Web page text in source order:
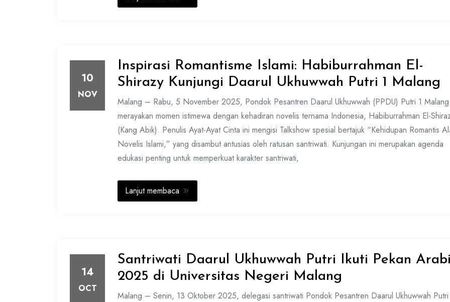
10
NOV
Inspirasi Romantisme Islami: Habiburrahman El-
Shirazy Kunjungi Daarul Ukhuwwah Putri 1 Malang
Malang – Rabu, 5 November 2025, Pondok Pesantren Daarul Ukhuwwah (PPDU) Putri 1 Malang
merayakan momen istimewa dengan kehadiran novelis ternama Indonesia, Habiburrahman El-
(Kang Abik). Penulis Ayat-Ayat Cinta ini mengisi Talkshow spesial bertajuk “Kehidupan Romantis
Novelis Islami,” yang disambut antusias oleh ratusan santriwati. Kunjungan ini merupakan agenda
edukasi penting untuk memperkuat karakter santriwati,
Lanjut membaca
14
OCT
Santriwati Daarul Ukhuwwah Putri Ikuti Pekan
2025 di Universitas Negeri Malang
Malang – Senin, 13 Oktober 2025, delegasi santriwati Pondok Pesantren Daarul Ukhuwwah Putri